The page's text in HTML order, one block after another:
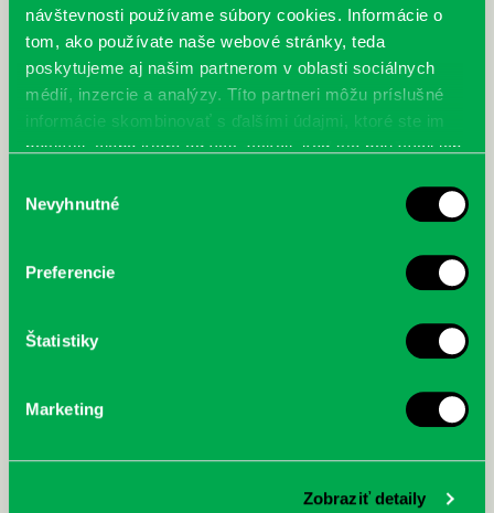
návštevnosti používame súbory cookies. Informácie o
tom, ako používate naše webové stránky, teda
poskytujeme aj našim partnerom v oblasti sociálnych
médií, inzercie a analýzy. Títo partneri môžu príslušné
informácie skombinovať s ďalšími údajmi, ktoré ste im
poskytli, alebo ktoré od vás získali, keď ste používali ich
súhlasu
Nevyhnutné
Preferencie
Štatistiky
Marketing
Zobraziť detaily